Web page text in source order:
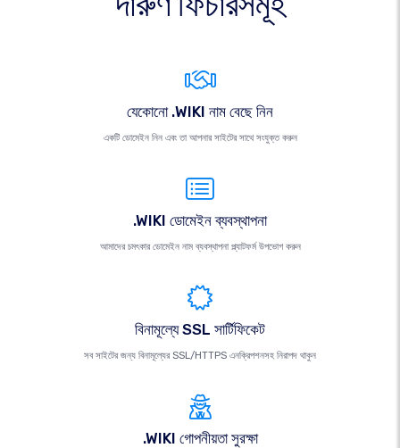
যেকোনো .WIKI নাম বেছে নিন
একটি ডোমেইন নিন এবং তা আপনার সাইটের সাথে সংযুক্ত করুন
.WIKI ডোমেইন ব্যবস্থাপনা
আমাদের চমৎকার ডোমেইন নাম ব্যবস্থাপনা প্ল্যাটফর্ম উপভোগ করুন
বিনামূল্যে SSL সার্টিফিকেট
সব সাইটের জন্য বিনামূল্যের SSL/HTTPS এনক্রিপশনসহ নিরাপদ থাকুন
.WIKI গোপনীয়তা সুরক্ষা